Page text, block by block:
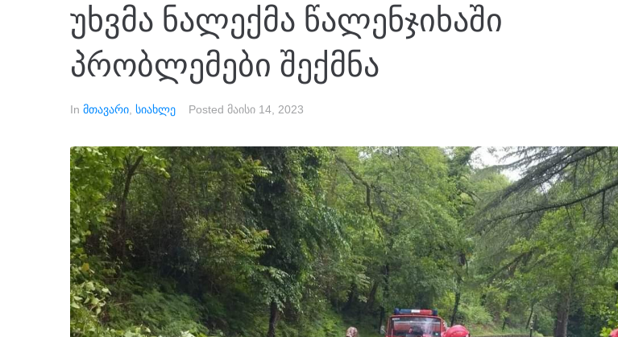
უხვმა ნალექმა წალენჯიხაში
პრობლემები შექმნა
In მთავარი სიახლე Posted მაისი 14, 2023